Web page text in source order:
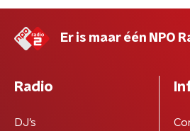
Er is maar één NPO
Radio
DJ’s